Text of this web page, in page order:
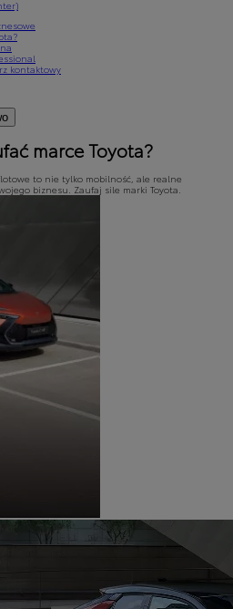
kontaktowy
marce Toyota?
to nie tylko mobilność, ale realne
biznesu. Zaufaj sile marki Toyota.